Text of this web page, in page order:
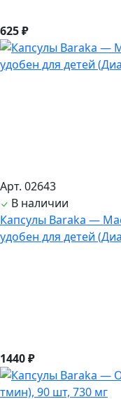
625 ₽
Арт. 02643
В наличии
Капсулы Baraka —
удобен для детей
1440 ₽